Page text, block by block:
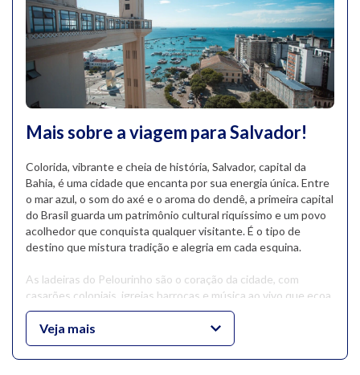
Mais sobre a viagem para Salvador!
Colorida, vibrante e cheia de história, Salvador, capital da
Bahia, é uma cidade que encanta por sua energia única. Entre
o mar azul, o som do axé e o aroma do dendê, a primeira capital
do Brasil guarda um patrimônio cultural riquíssimo e um povo
acolhedor que conquista qualquer visitante. É o tipo de
destino que mistura tradição e alegria em cada esquina.
As ladeiras do Pelourinho são o coração da cidade, com
casarões coloniais, igrejas barrocas e música ao vivo que ecoa
pelas ruas de paralelepípedo. As praias também são um
espetáculo à parte: a Praia do Farol da Barra é perfeita para
curtir o pôr do sol, enquanto Itapuã e Stella Maris convidam
ao descanso à beira-mar. E é claro, não dá para sair de Salvador
Veja mais